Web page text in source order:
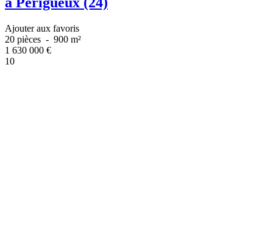
Ajouter aux favoris
20 pièces - 900 m²
1 630 000 €
10